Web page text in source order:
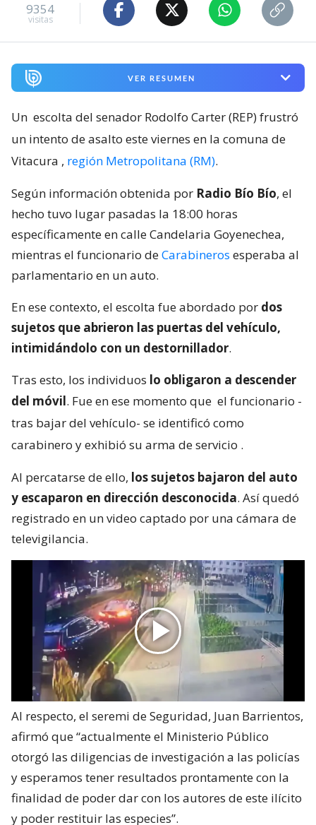
9354
visitas
VER RESUMEN
Un escolta del senador Rodolfo Carter (REP) frustró
un intento de asalto este viernes en la comuna de
Vitacura , región Metropolitana (RM).
Según información obtenida por Radio Bío Bío, el
hecho tuvo lugar pasadas la 18:00 horas
específicamente en calle Candelaria Goyenechea,
mientras el funcionario deCarabineros esperaba al
parlamentario en un auto.
En ese contexto, el escolta fue abordado por dos
sujetos que abrieron las puertas del vehículo,
intimidándolo con un destornillador.
Tras esto, los individuos lo obligaron a descender
del móvil. Fue en ese momento que el funcionario -
tras bajar del vehículo- se identificó como
carabinero y exhibió su arma de servicio .
Al percatarse de ello, los sujetos bajaron del auto
y escaparon en dirección desconocida. Así quedó
registrado en un video captado por una cámara de
televigilancia.
Al respecto, el seremi de Seguridad, Juan Barrientos,
afirmó que “actualmente el Ministerio Público
otorgó las diligencias de investigación a las policías
y esperamos tener resultados prontamente con la
finalidad de poder dar con los autores de este ilícito
y poder restituir las especies”.